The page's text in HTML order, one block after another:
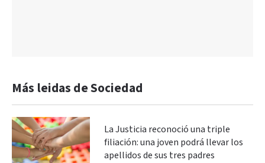
Más leidas de Sociedad
La Justicia reconoció una triple
filiación: una joven podrá llevar los
apellidos de sus tres padres